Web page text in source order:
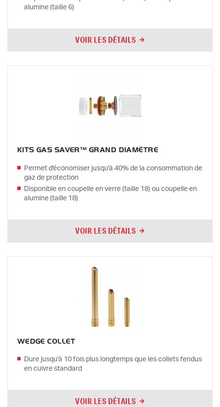
alumine (taille 6)
VOIR LES DÉTAILS
KITS GAS SAVER™ GRAND DIAMÈTRE
Permet d'économiser jusqu'à 40% de la consommation de
gaz de protection
Disponible en coupelle en verre (taille 18) ou coupelle en
alumine (taille 18)
VOIR LES DÉTAILS
WEDGE COLLET
Dure jusqu'à 10 fois plus longtemps que les collets fendus
en cuivre standard
VOIR LES DÉTAILS